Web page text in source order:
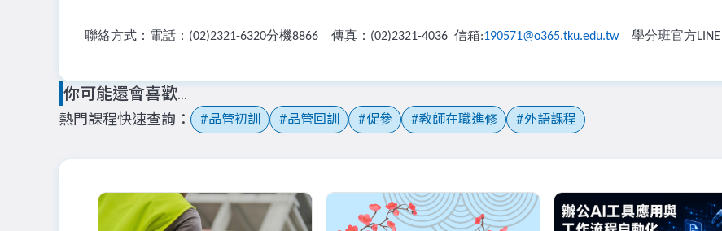
聯絡方式：電話： (02)2321-6320分機8866 傳真： (02)2321-4036 信箱:190571@o365.tku.edu.tw 學分班官方LINE
你可能還會喜歡...
熱門課程快速查詢 品管初訓 品管回訓 促參 教師在職進修 外語課程